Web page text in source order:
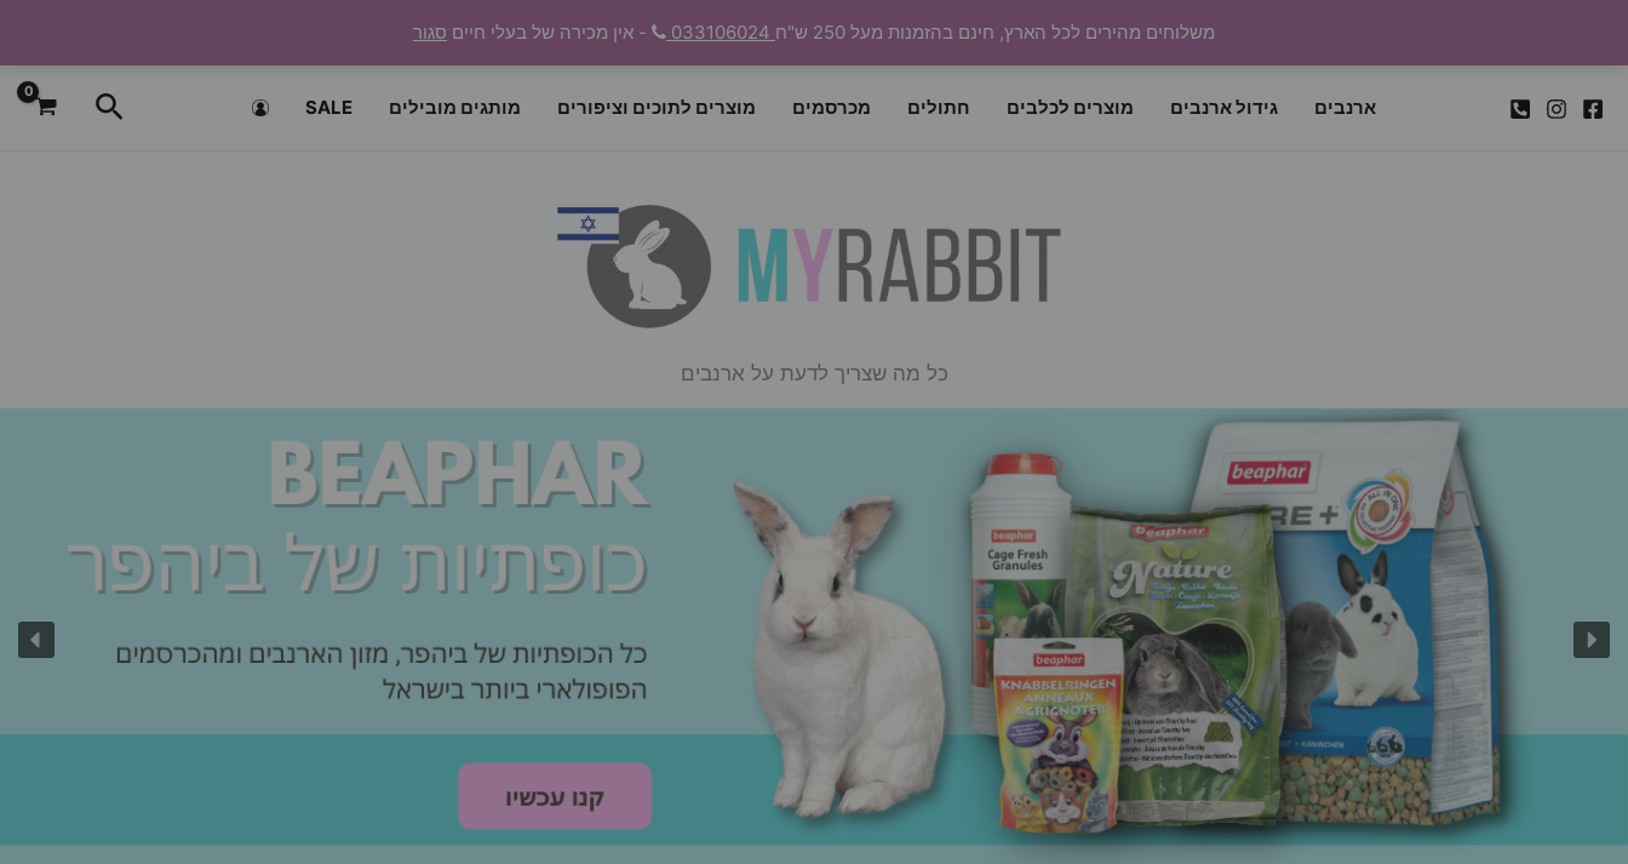
משלוחים מהירים לכל הארץ, חינם בהזמנות מעל 250 ש"ח - אין מכירה של בעלי חיים סגור
ארנבים גידול ארנבים מוצרים לכלבים חתולים מכרסמים מוצרים לתוכים וציפורים מותגים מובילים SALE חיפוש
כל מה שצריך לדעת על ארנבים